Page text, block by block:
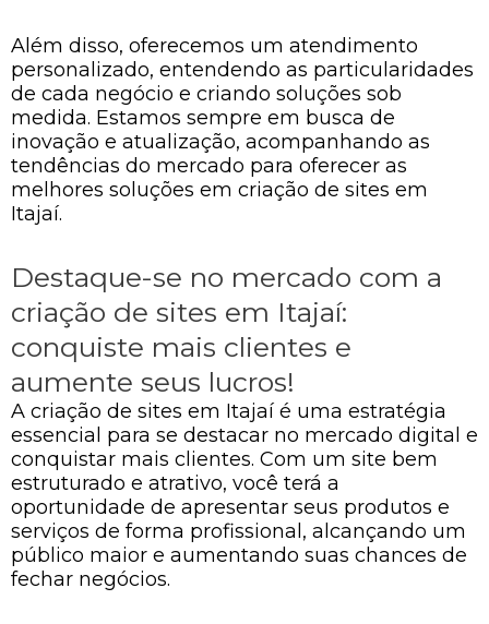
Além disso, oferecemos um atendimento
personalizado, entendendo as particularidades
de cada negócio e criando soluções sob
medida. Estamos sempre em busca de
inovação e atualização, acompanhando as
tendências do mercado para oferecer as
melhores soluções em criação de sites em
Itajaí.
Destaque-se no mercado com a
criação de sites em Itajaí:
conquiste mais clientes e
aumente seus lucros!
A criação de sites em Itajaí é uma estratégia
essencial para se destacar no mercado digital e
conquistar mais clientes. Com um site bem
estruturado e atrativo, você terá a
oportunidade de apresentar seus produtos e
serviços de forma profissional, alcançando um
público maior e aumentando suas chances de
fechar negócios.